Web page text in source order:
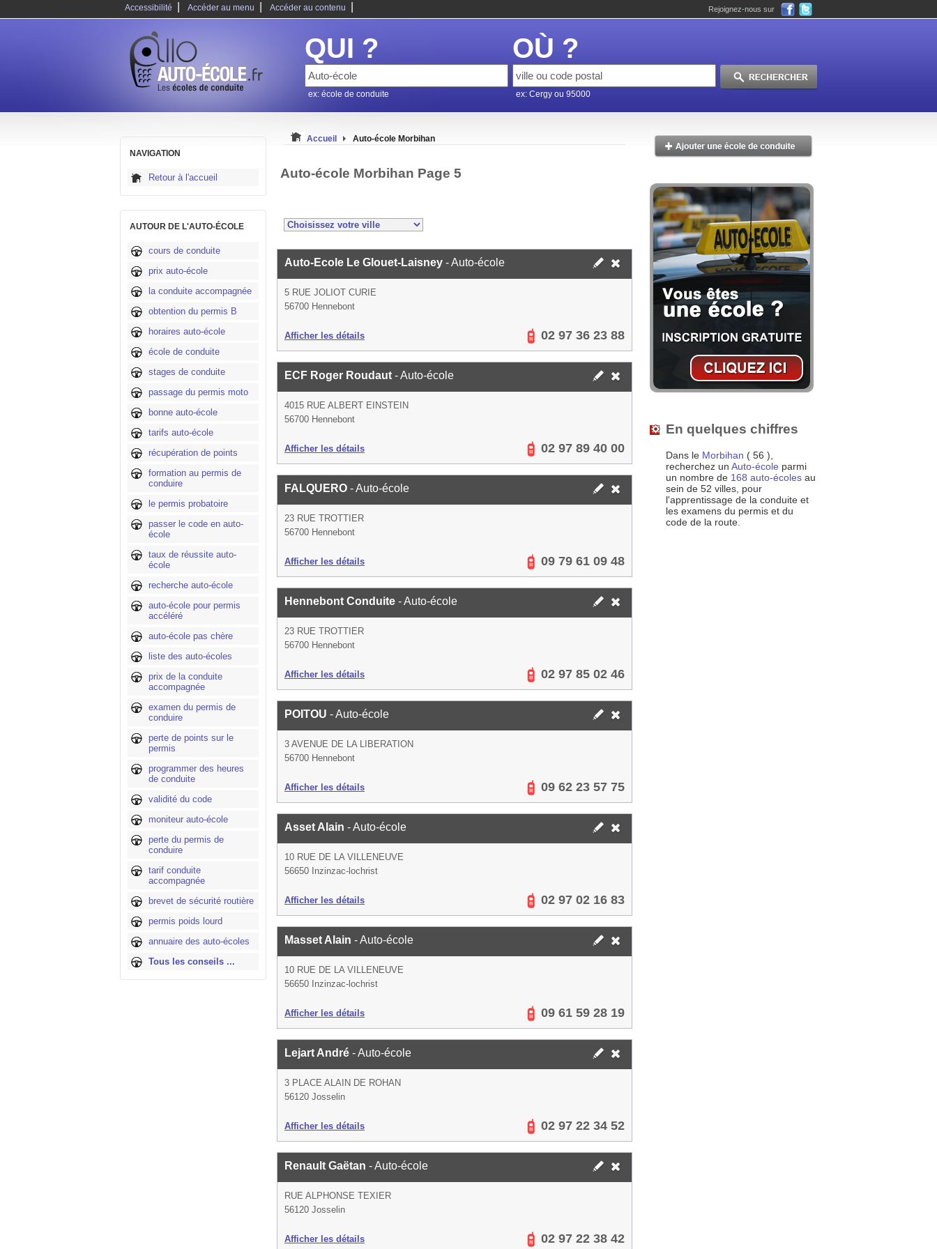
Accessibilité Accéder au menu Accéder au contenu Rejoignez-nous sur
QUI ?
ex: école de conduite
OÙ ?
ex: Cergy ou 95000
NAVIGATION
Retour à l'accueil
AUTOUR DE L'AUTO-ÉCOLE
cours de conduite
prix auto-école
la conduite accompagnée
obtention du permis B
horaires auto-école
école de conduite
stages de conduite
passage du permis moto
bonne auto-école
tarifs auto-école
récupération de points
formation au permis de
conduire
le permis probatoire
passer le code en auto-
école
taux de réussite auto-
école
recherche auto-école
auto-école pour permis
accéléré
auto-école pas chère
liste des auto-écoles
prix de la conduite
accompagnée
examen du permis de
conduire
perte de points sur le
permis
programmer des heures
de conduite
validité du code
moniteur auto-école
perte du permis de
conduire
tarif conduite
accompagnée
brevet de sécurité routière
permis poids lourd
annuaire des auto-écoles
Tous les conseils ...
Accueil Auto-école Morbihan
Auto-école Morbihan Page 5
Auto-Ecole Le Glouet-Laisney - Auto-école
5 RUE JOLIOT CURIE
56700 Hennebont
Afficher les détails 02 97 36 23 88
ECF Roger Roudaut - Auto-école
4015 RUE ALBERT EINSTEIN
56700 Hennebont
Afficher les détails 02 97 89 40 00
FALQUERO - Auto-école
23 RUE TROTTIER
56700 Hennebont
Afficher les détails 09 79 61 09 48
Hennebont Conduite - Auto-école
23 RUE TROTTIER
56700 Hennebont
Afficher les détails 02 97 85 02 46
POITOU - Auto-école
3 AVENUE DE LA LIBERATION
56700 Hennebont
Afficher les détails 09 62 23 57 75
Asset Alain - Auto-école
10 RUE DE LA VILLENEUVE
56650 Inzinzac-lochrist
Afficher les détails 02 97 02 16 83
Masset Alain - Auto-école
10 RUE DE LA VILLENEUVE
56650 Inzinzac-lochrist
Afficher les détails 09 61 59 28 19
Lejart André - Auto-école
3 PLACE ALAIN DE ROHAN
56120 Josselin
Afficher les détails 02 97 22 34 52
Renault Gaëtan - Auto-école
RUE ALPHONSE TEXIER
56120 Josselin
Afficher les détails 02 97 22 38 42
En quelques chiffres
Dans le Morbihan ( 56 ),
recherchez un Auto-école parmi
un nombre de 168 auto-écoles au
sein de 52 villes, pour
l'apprentissage de la conduite et
les examens du permis et du
code de la route.